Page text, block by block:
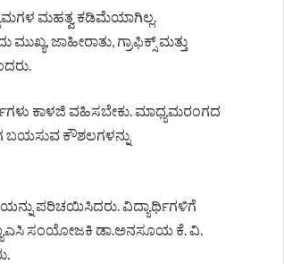
ಮಹತ್ವ ಕಡಿಮೆಯಾಗಿಲ್ಲ.
ಜಾಹೀರಾತು, ಗ್ರಾಫಿಕ್ಸ್ ಮತ್ತು
ಕಾಳಜಿ ವಹಿಸಬೇಕು. ಮಾಧ್ಯಮರಂಗದ
ಬಯಸುವ ಕೌಶಲಗಳನ್ನು
ಪರಿಚಯಿಸಿದರು. ವಿದ್ಯಾರ್ಥಿಗಳಿಗೆ
ಐಕ್ಯೂಎಸಿ ಸಂಯೋಜಕಿ ಡಾ.ಅನಸೂಯ ಕೆ. ವಿ.